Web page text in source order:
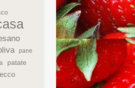
pane
patate